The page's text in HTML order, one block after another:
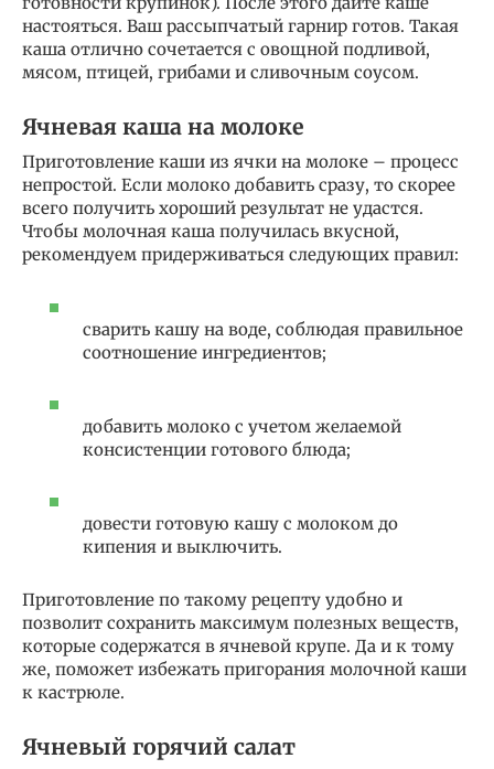
настояться. Ваш рассыпчатый гарнир готов. Такая
каша отлично сочетается с овощной подливой,
мясом, птицей, грибами и сливочным соусом.
Ячневая каша на молоке
Приготовление каши из ячки на молоке – процесс
непростой. Если молоко добавить сразу, то скорее
всего получить хороший результат не удастся.
Чтобы молочная каша получилась вкусной,
рекомендуем придерживаться следующих правил:
сварить кашу на воде, соблюдая правильное
соотношение ингредиентов;
добавить молоко с учетом желаемой
консистенции готового блюда;
довести готовую кашу с молоком до
кипения и выключить.
Приготовление по такому рецепту удобно и
позволит сохранить максимум полезных веществ,
которые содержатся в ячневой крупе. Да и к тому
же, поможет избежать пригорания молочной каши
к кастрюле.
Ячневый горячий салат